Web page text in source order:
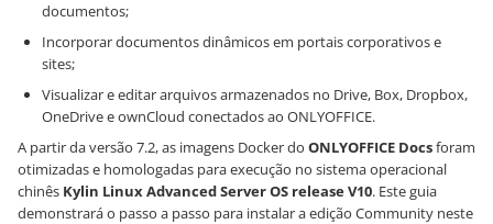
documentos;
Incorporar documentos dinâmicos em portais corporativos e
sites;
Visualizar e editar arquivos armazenados no Drive, Box, Dropbox,
OneDrive e ownCloud conectados ao ONLYOFFICE.
A partir da versão 7.2, as imagens Docker do ONLYOFFICE Docsforam
otimizadas e homologadas para execução no sistema operacional
chinês Kylin Linux Advanced Server OS release V10. Este guia
demonstrará o passo a passo para instalar a edição Community neste